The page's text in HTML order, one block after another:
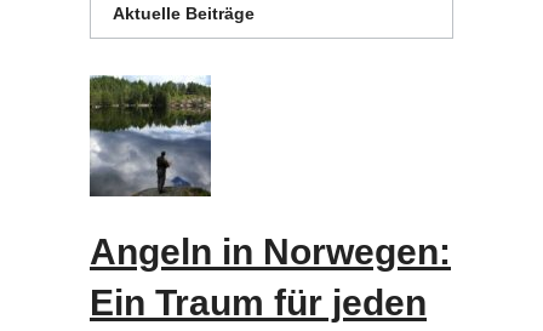
Aktuelle Beiträge
Angeln in Norwegen:
Ein Traum für jeden